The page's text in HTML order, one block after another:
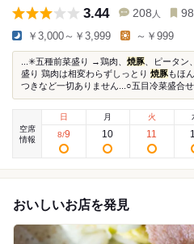
3.44 208 人
￥3,000～￥3,999 ～￥999
...✳︎五種前菜盛り →鶏肉、 焼豚 、ピータ
盛り 鶏肉は相変わらずしっとり 焼豚もほ
つきなど一切ありません...○五目冷菜盛合
空席
情報
日
8/9
月
10
火
11
おいしいお店を発見